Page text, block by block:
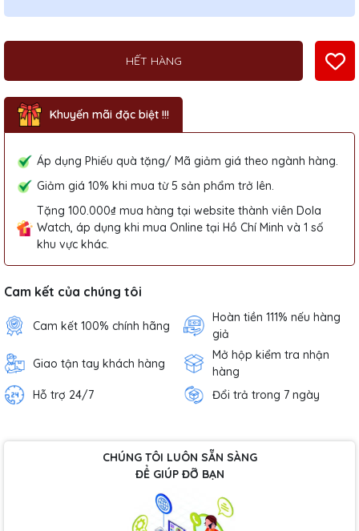
HẾT HÀNG
Khuyến mãi đặc biệt !!!
Áp dụng Phiếu quà tặng/ Mã giảm giá theo ngành hàng.
Giảm giá 10% khi mua từ 5 sản phẩm trở lên.
Tặng 100.000₫ mua hàng tại website thành viên Dola
Watch, áp dụng khi mua Online tại Hồ Chí Minh và 1 số
khu vực khác.
Cam kết của chúng tôi
Cam kết 100% chính hãng
Hoàn tiền 111% nếu hàng
giả
Giao tận tay khách hàng
Mở hộp kiểm tra nhận
hàng
Hỗ trợ 24/7
Đổi trả trong 7 ngày
CHÚNG TÔI LUÔN SẴN SÀNG
ĐỂ GIÚP ĐỠ BẠN